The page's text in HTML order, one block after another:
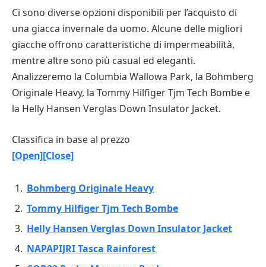
Ci sono diverse opzioni disponibili per l’acquisto di
una giacca invernale da uomo. Alcune delle migliori
giacche offrono caratteristiche di impermeabilità,
mentre altre sono più casual ed eleganti.
Analizzeremo la Columbia Wallowa Park, la Bohmberg
Originale Heavy, la Tommy Hilfiger Tjm Tech Bombe e
la Helly Hansen Verglas Down Insulator Jacket.
Classifica in base al prezzo
[Open][Close]
Bohmberg Originale Heavy
Tommy Hilfiger Tjm Tech Bombe
Helly Hansen Verglas Down Insulator Jacket
NAPAPIJRI Tasca Rainforest